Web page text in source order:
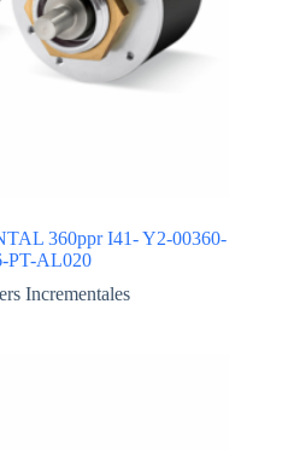
360ppr I41- Y2-00360-
PT-AL020
Incrementales